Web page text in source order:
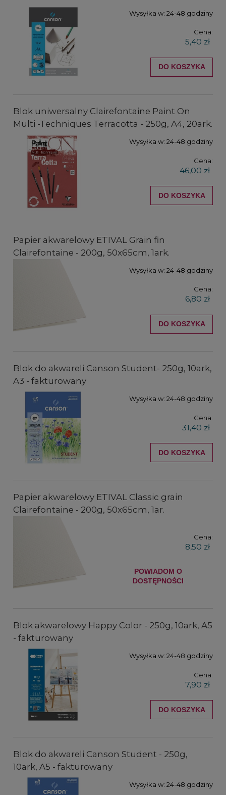
Wysyłka w: 24-48 godziny
Cena:
5,40 zł
DO KOSZYKA
Blok uniwersalny Clairefontaine Paint On
Multi -Techniques Terracotta - 250g, A4, 20ark.
Wysyłka w: 24-48 godziny
Cena:
46,00 zł
DO KOSZYKA
Papier akwarelowy ETIVAL Grain fin
Clairefontaine - 200g, 50x65cm, 1ark.
Wysyłka w: 24-48 godziny
Cena:
6,80 zł
DO KOSZYKA
Blok do akwareli Canson Student- 250g, 10ark,
A3 - fakturowany
Wysyłka w: 24-48 godziny
Cena:
31,40 zł
DO KOSZYKA
Papier akwarelowy ETIVAL Classic grain
Clairefontaine - 200g, 50x65cm, 1ar.
Cena:
8,50 zł
POWIADOM O
DOSTĘPNOŚCI
Blok akwarelowy Happy Color - 250g, 10ark, A5
- fakturowany
Wysyłka w: 24-48 godziny
Cena:
7,90 zł
DO KOSZYKA
Blok do akwareli Canson Student - 250g,
10ark, A5 - fakturowany
Wysyłka w: 24-48 godziny